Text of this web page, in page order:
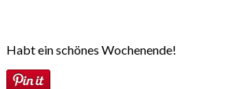
Habt ein schönes Wochenende!